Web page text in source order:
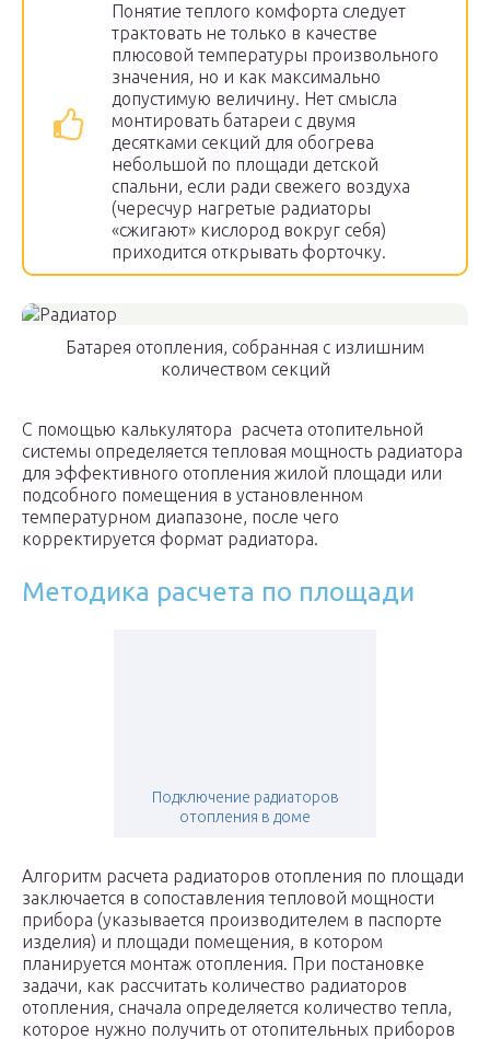
Понятие теплого комфорта следует
трактовать не только в качестве
плюсовой температуры произвольного
значения, но и как максимально
допустимую величину. Нет смысла
монтировать батареи с двумя
десятками секций для обогрева
небольшой по площади детской
спальни, если ради свежего воздуха
(чересчур нагретые радиаторы
«сжигают» кислород вокруг себя)
приходится открывать форточку.
Батарея отопления, собранная с излишним
количеством секций
С помощью калькулятора расчета отопительной
системы определяется тепловая мощность радиатора
для эффективного отопления жилой площади или
подсобного помещения в установленном
температурном диапазоне, после чего
корректируется формат радиатора.
Методика расчета по площади
Подключение радиаторов
отопления в доме
Алгоритм расчета радиаторов отопления по площади
заключается в сопоставления тепловой мощности
прибора (указывается производителем в паспорте
изделия) и площади помещения, в котором
планируется монтаж отопления. При постановке
задачи, как рассчитать количество радиаторов
отопления, сначала определяется количество тепла,
которое нужно получить от отопительных приборов